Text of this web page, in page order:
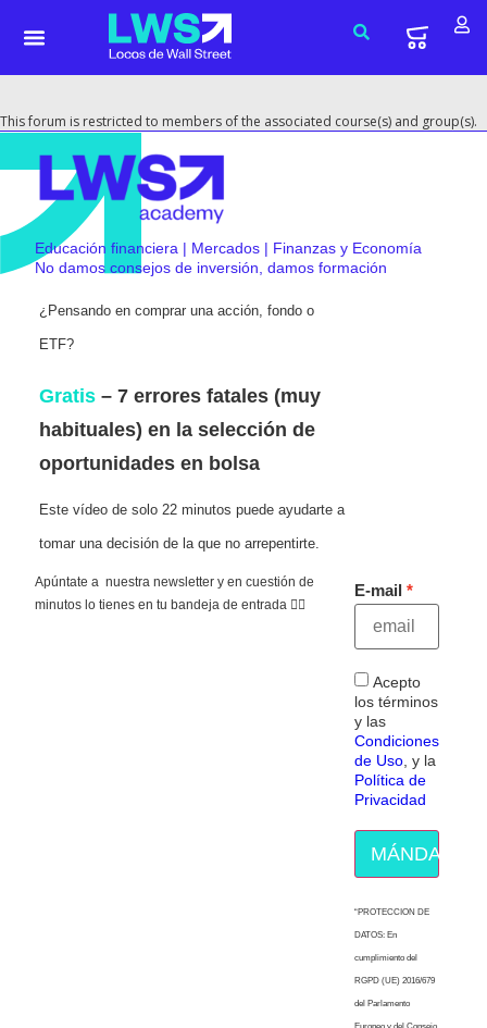
This forum is restricted to members of the associated course(s) and group(s).
Educación financiera | Mercados | Finanzas y Economía
No damos consejos de inversión, damos formación
¿Pensando en comprar una acción, fondo o
ETF?
Gratis – 7 errores fatales (muy
habituales) en la selección de
oportunidades en bolsa
Este vídeo de solo 22 minutos puede ayudarte a
tomar una decisión de la que no arrepentirte.
Apúntate a nuestra newsletter y en cuestión de
minutos lo tienes en tu bandeja de entrada 👇🏻
E-mail
Acepto
los términos
y las
Condiciones
de Uso, y la
Política de
Privacidad
MÁNDAME
“PROTECCION DE
DATOS: En
cumplimiento del
RGPD (UE) 2016/679
del Parlamento